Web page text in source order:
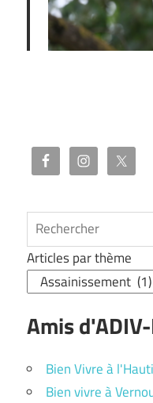
Rechercher
Articles par thème
Amis
Bien Vivre à
Bien vivre à